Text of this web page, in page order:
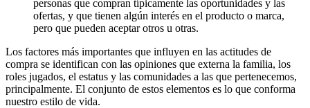
personas que compran típicamente las oportunidades y las
ofertas, y que tienen algún interés en el producto o marca,
pero que pueden aceptar otros u otras.
Los factores más importantes que influyen en las actitudes de
compra se identifican con las opiniones que externa la familia, los
roles jugados, el estatus y las comunidades a las que pertenecemos,
principalmente. El conjunto de estos elementos es lo que conforma
nuestro estilo de vida.